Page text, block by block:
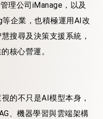
理公司iManage，以及
等企業，也積極運用AI改
搜尋及決策支援系統，
核心營運。
的不只是AI模型本身，
、機器學習與雲端架構